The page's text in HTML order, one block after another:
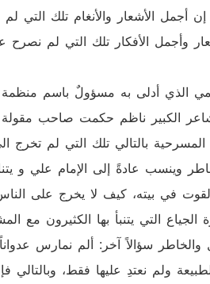
أجمل الأشعار والأنغام تلك التي لم
وأجمل الأفكار تلك التي لم نصرح
الذي أدلى به مسؤولٌ باسم منظمة
الكبير ناظم حكمت صاحب مقولة
المسرحية بالتالي تلك التي لم تخرج
وينسب عادةً إلى الإمام علي و
في بيته، كيف لا يخرج على
التي يتنبأ بها الكثيرون مع
والخاطر سؤالاً آخر: ألم نمارس
ولم نعتدِ عليها فقط،